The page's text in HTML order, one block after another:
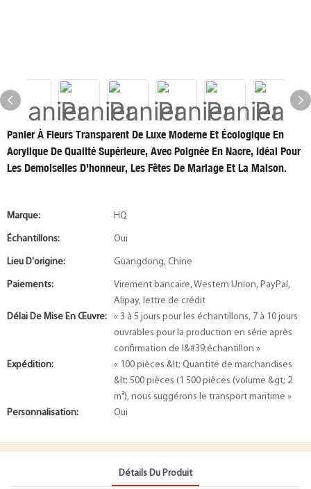
Panier À Fleurs Transparent De Luxe Moderne Et Écologique En
Acrylique De Qualité Supérieure, Avec Poignée En Nacre, Idéal Pour
Les Demoiselles D'honneur, Les Fêtes De Mariage Et La Maison.
Marque: HQ
Échantillons: Oui
Lieu D'origine: Guangdong, Chine
Paiements:
Virement bancaire, Western Union, PayPal,
Alipay, lettre de crédit
Délai De Mise En Œuvre:
« 3 à 5 jours pour les échantillons, 7 à 10 jours
ouvrables pour la production en série après
confirmation de l&#39;échantillon »
Expédition:
« 100 pièces &lt; Quantité de marchandises
&lt; 500 pièces (1 500 pièces (volume &gt; 2
m³), ​​nous suggérons le transport maritime »
Personnalisation:
Oui
Détails Du Produit